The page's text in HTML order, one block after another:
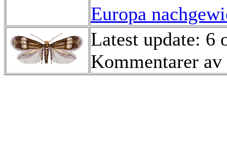
Europa
Latest update: 6
Kommentarer